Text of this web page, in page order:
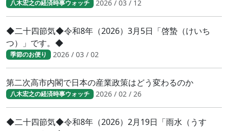
八木宏之の経済時事ウォッチ 2026 / 03 / 12
◆二十四節気◆令和8年（2026）3月5日「啓蟄（けいち
つ）」です。◆
季節のお便り 2026 / 03 / 02
第二次高市内閣で日本の産業政策はどう変わるのか
八木宏之の経済時事ウォッチ 2026 / 02 / 26
◆二十四節気◆令和8年（2026）2月19日「雨水（うす